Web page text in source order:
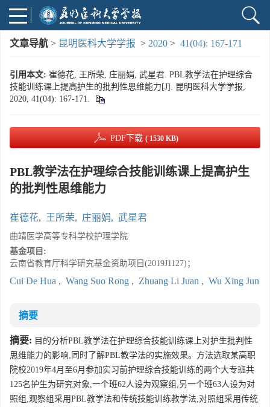
文章导航 > 昆明医科大学学报 > 2020 > 41(04): 167-171
引用本文: 崔德花, 王所荣, 庄丽娟, 武星君. PBL教学法在护理综合
技能训练课上提高护生的批判性思维能力[J]. 昆明医科大学学报,
2020, 41(04): 167-171.
PDF下载 ( 1530 KB)
PBL教学法在护理综合技能训练课上提高护生
的批判性思维能力
崔德花, 王所荣, 庄丽娟, 武星君
曲靖医学高等专科学校护理学院
基金项目:
云南省教育厅科学研究基金资助项目(2019J1127)；
Cui De Hua , Wang Suo Rong , Zhuang Li Juan , Wu Xing Jun
摘要
摘要: 目的分析PBL教学法在护理综合技能训练课上对护生批判性
思维能力的影响,同时了解PBL教学法的实施效果。方法选取某高职
院校2019年4月至6月参加实习前护理综合技能训练的两个大专班共
125名护生为研究对象,一个班62人设为观察组,另一个班63人设为对
照组,观察组采用PBL教学法和传统技能训练教学法,对照组采用传统